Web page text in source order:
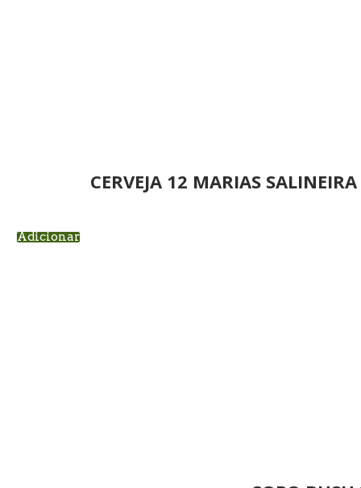
CERVEJA 12 MARIAS
Adicionar